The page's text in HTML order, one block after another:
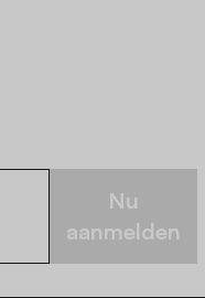
Nu
aanmelden